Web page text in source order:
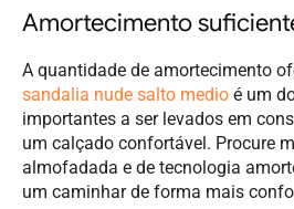
Amortecimento
A quantidade de amortecimento
sandalia nude salto medio é um
importantes a ser levados em
um calçado confortável. Procure
almofadada e de tecnologia
um caminhar de forma mais